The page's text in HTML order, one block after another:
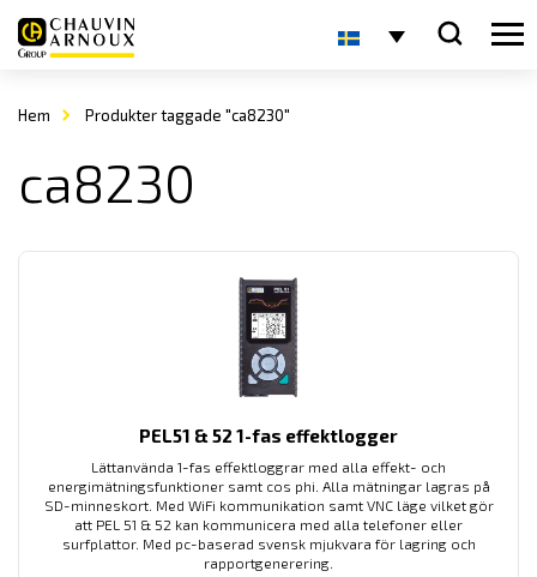
Hem Produkter taggade "ca8230"
ca8230
PEL51 & 52 1-fas effektlogger
Lättanvända 1-fas effektloggrar med alla effekt- och
energimätningsfunktioner samt cos phi. Alla mätningar lagras på
SD-minneskort. Med WiFi kommunikation samt VNC läge vilket gör
att PEL 51 & 52 kan kommunicera med alla telefoner eller
surfplattor. Med pc-baserad svensk mjukvara för lagring och
rapportgenerering.